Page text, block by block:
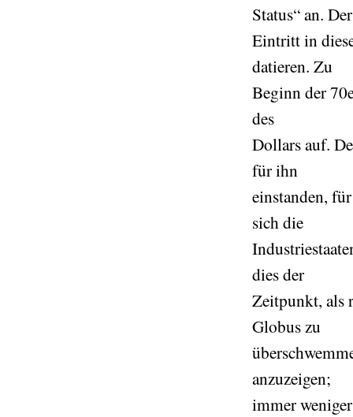
Status“ an. Der
Eintritt in
datieren. Zu
Beginn der
des
Dollars auf.
für ihn
einstanden,
sich die
dies der
Zeitpunkt, als
Globus zu
anzuzeigen;
immer